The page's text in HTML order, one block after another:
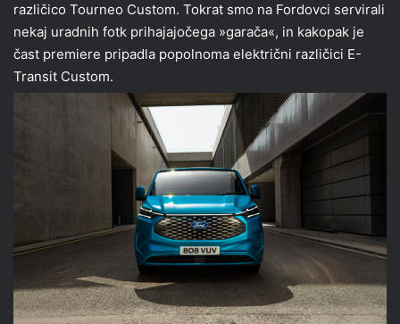
različico Tourneo Custom. Tokrat smo na Fordovci servirali
nekaj uradnih fotk prihajajočega »garača«, in kakopak je
čast premiere pripadla popolnoma električni različici E-
Transit Custom.